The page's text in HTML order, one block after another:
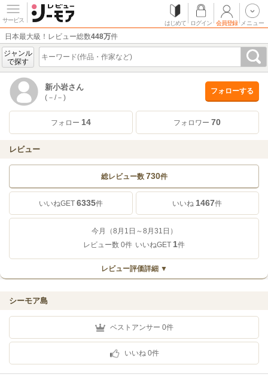
サービス はじめて ログイン 会員登録 メニュー
日本最大級！レビュー総数448万件
ジャンル
で探す
新小岩さん
(－/－)
フォローする
フォロー 14 フォロワー70
レビュー
総レビュー数 730件
いいねGET 6335件 いいね 1467件
今月（8月1日～8月31日）
レビュー数 0件 いいねGET 1件
レビュー評価詳細 ▼
シーモア島
ベストアンサー 0件
いいね 0件